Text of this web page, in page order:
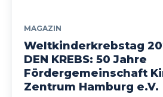
MAGAZIN
Weltkinderkrebstag
DEN KREBS: 50 Jahre
Fördergemeinschaft
Zentrum Hamburg e.V.